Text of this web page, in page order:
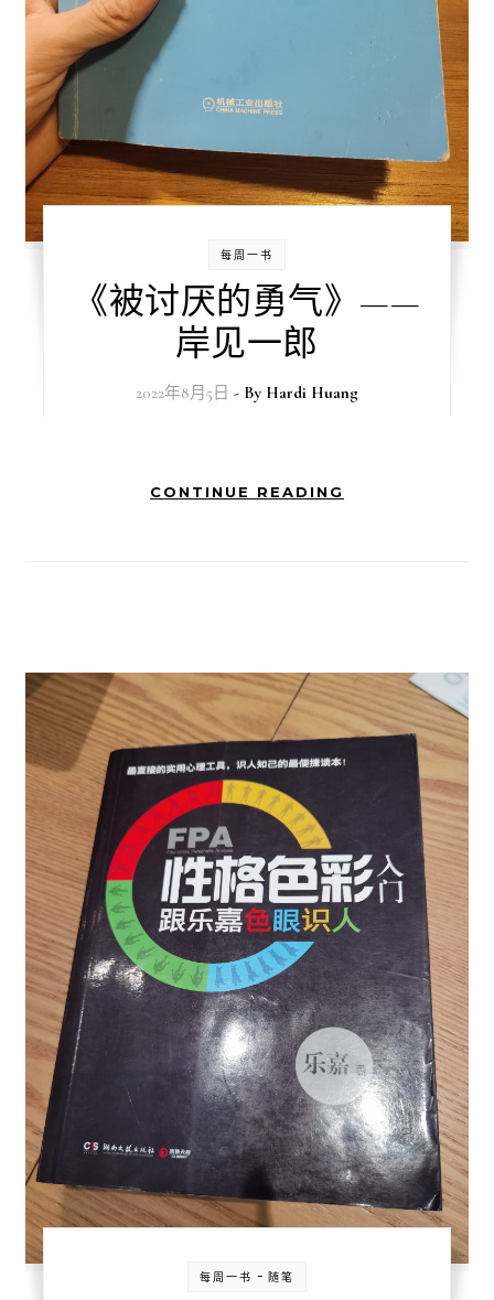
每周一书
《被讨厌的勇气》——
岸见一郎
2022年8月5日 - By Hardi Huang
CONTINUE READING
每周一书 - 随笔